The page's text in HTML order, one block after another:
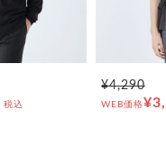
税込
¥4,290
WEB価格